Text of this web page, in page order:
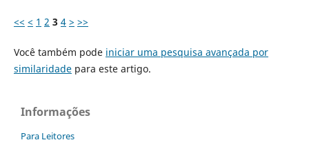
<< < 1 2 3 4 > >>
Você também pode iniciar uma pesquisa avançada por
similaridadepara este artigo.
Informações
Para Leitores